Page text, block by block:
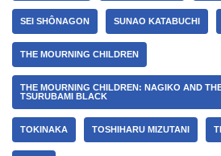
SEI SHÔNAGON SUNAO KATABUCHI
THE MOURNING CHILDREN
THE MOURNING CHILDREN: NAGIKO AND
TSURUBAMI BLACK
TOKINAKA TOSHIHARU MIZUTANI